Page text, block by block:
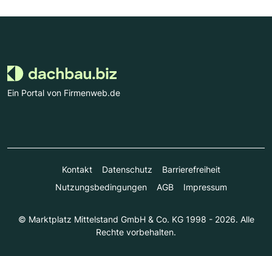
Ein Portal von Firmenweb.de
Kontakt Datenschutz
Barrierefreiheit
Nutzungsbedingungen
AGB Impressum
© Marktplatz Mittelstand GmbH & Co. KG 1998 - 2026. Alle
Rechte vorbehalten.